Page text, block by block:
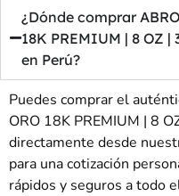
¿Dónde comprar
18K PREMIUM | 8 OZ
en Perú?
Puedes comprar el
ORO 18K PREMIUM | 8
directamente desde
para una cotización
rápidos y seguros a todo